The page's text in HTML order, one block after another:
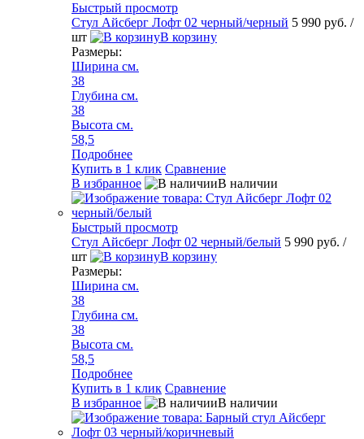
Быстрый просмотр
Стул Айсберг Лофт 02 черный/черный 5 990 руб. /
шт
В корзину
Размеры:
Ширина см.
38
Глубина см.
38
Высота см.
58,5
Подробнее
Купить в 1 клик Сравнение
В избранное
В наличии
Быстрый просмотр
Стул Айсберг Лофт 02 черный/белый 5 990 руб. /
шт
В корзину
Размеры:
Ширина см.
38
Глубина см.
38
Высота см.
58,5
Подробнее
Купить в 1 клик Сравнение
В избранное
В наличии